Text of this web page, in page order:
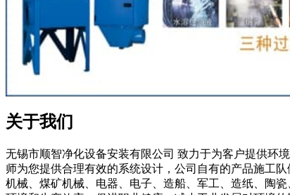
关于我们
无锡市顺智净化设备安装有限公司 致力于为客户提供环
师为您提供合理有效的系统设计，公司自有的产品施工
机械、煤矿机械、电器、电子、造船、军工、造纸、陶